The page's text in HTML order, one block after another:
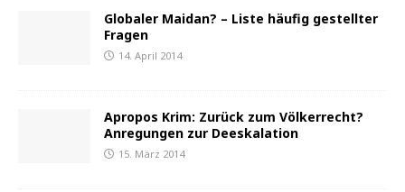
Globaler Maidan? – Liste häufig gestellter
Fragen
14. April 2014
Apropos Krim: Zurück zum Völkerrecht?
Anregungen zur Deeskalation
15. März 2014